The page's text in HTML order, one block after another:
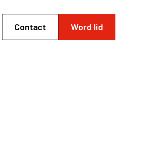
Contact Word lid